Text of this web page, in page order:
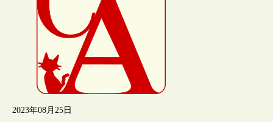
2023年08月25日